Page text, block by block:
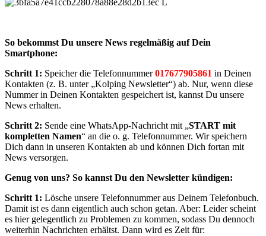
So bekommst Du unsere News regelmäßig auf Dein
Smartphone:
Schritt 1: Speicher die Telefonnummer017677905861 in Deinen
Kontakten (z. B. unter „Kolping Newsletter“) ab. Nur, wenn diese
Nummer in Deinen Kontakten gespeichert ist, kannst Du unsere
News erhalten.
Schritt 2: Sende eine WhatsApp-Nachricht mit „START mit
kompletten Namen“ an die o. g. Telefonnummer. Wir speichern
Dich dann in unseren Kontakten ab und können Dich fortan mit
News versorgen.
Genug von uns? So kannst Du den Newsletter kündigen:
Schritt 1: Lösche unsere Telefonnummer aus Deinem Telefonbuch.
Damit ist es dann eigentlich auch schon getan. Aber: Leider scheint
es hier gelegentlich zu Problemen zu kommen, sodass Du dennoch
weiterhin Nachrichten erhältst. Dann wird es Zeit für: